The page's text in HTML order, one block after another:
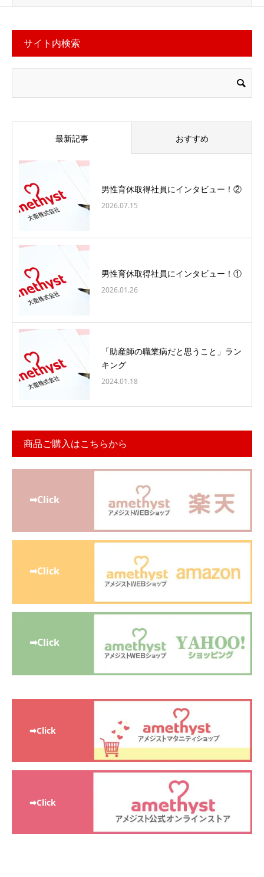
サイト内検索
最新記事 おすすめ
男性育休取得社員にインタビュー！②
2026.07.15
男性育休取得社員にインタビュー！①
2026.01.26
「助産師の職業病だと思うこと」ラン
キング
2024.01.18
商品ご購入はこちらから
➡Click
➡Click
➡Click
➡Click
➡Click